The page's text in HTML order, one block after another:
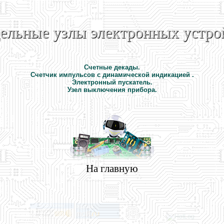
узлы электронных
Счетные декады.
Счетчик импульсов с динамической индикацией .
Электронный пускатель.
Узел выключения прибора.
На главную